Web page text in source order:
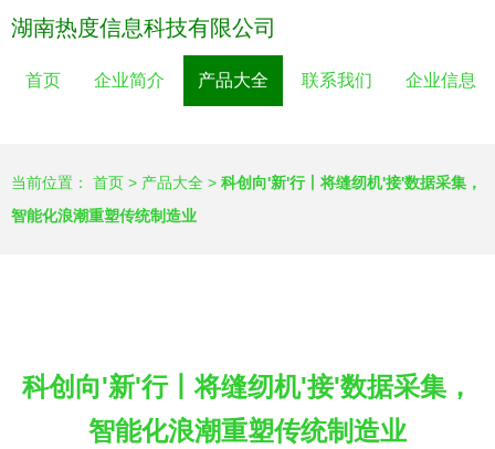
湖南热度信息科技有限公司
首页 企业简介 产品大全 联系我们 企业信息
当前位置： 首页 > 产品大全 > 科创向'新'行丨将缝纫机'接'数据采集，
智能化浪潮重塑传统制造业
科创向'新'行丨将缝纫机'接'数据采集，
智能化浪潮重塑传统制造业